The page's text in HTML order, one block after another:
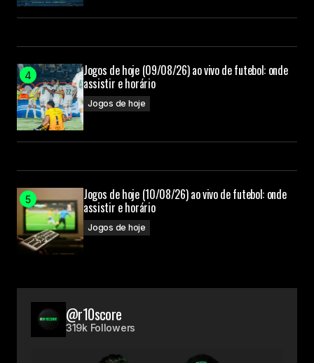
Jogos de hoje (09/08/26) ao vivo de futebol: onde
assistir e horário
Jogos de hoje
Jogos de hoje (10/08/26) ao vivo de futebol: onde
assistir e horário
Jogos de hoje
@r10score
319k Followers